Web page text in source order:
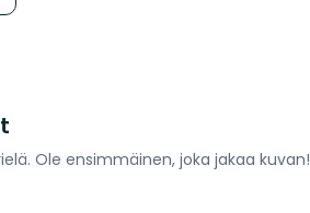
Ole ensimmäinen, joka jakaa kuvan!